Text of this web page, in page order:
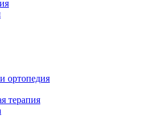
ортопедия
терапия